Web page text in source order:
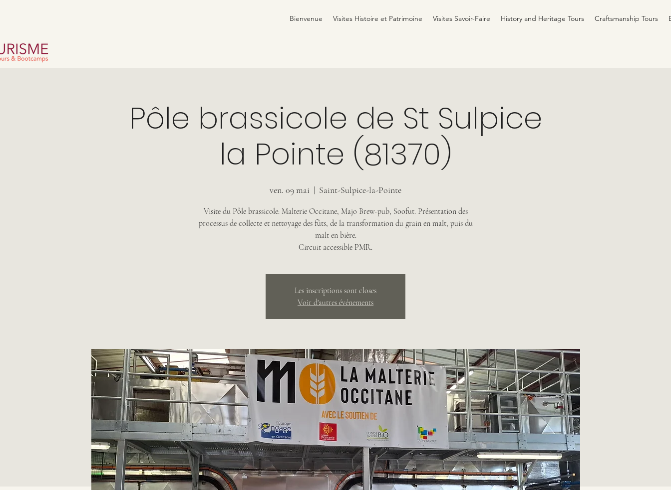
Bienvenue Visites Histoire et Patrimoine Visites Savoir-Faire History and Heritage Tours Craftsmanship Tours
Pôle brassicole de St Sulpice
la Pointe (81370)
ven. 09 mai
  |
Saint-Sulpice-la-Pointe
Visite du Pôle brassicole: Malterie Occitane, Majo Brew-pub, Soofut. Présentation des
processus de collecte et nettoyage des fûts, de la transformation du grain en malt, puis du
malt en bière.
Circuit accessible PMR.
Les inscriptions sont closes
Voir d'autres événements